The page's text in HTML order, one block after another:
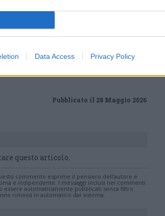
Data Access Privacy Policy
a cuore l'informazione del nostro
linea per informarvi in modo
Pubblicato il 28 Maggio 2026
questo articolo.
commento esprime il pensiero dell'autore e
e indipendente. I messaggi inclusi nei commenti
essere automaticamente pubblicati senza filtro
rimossi in automatico dal sistema.